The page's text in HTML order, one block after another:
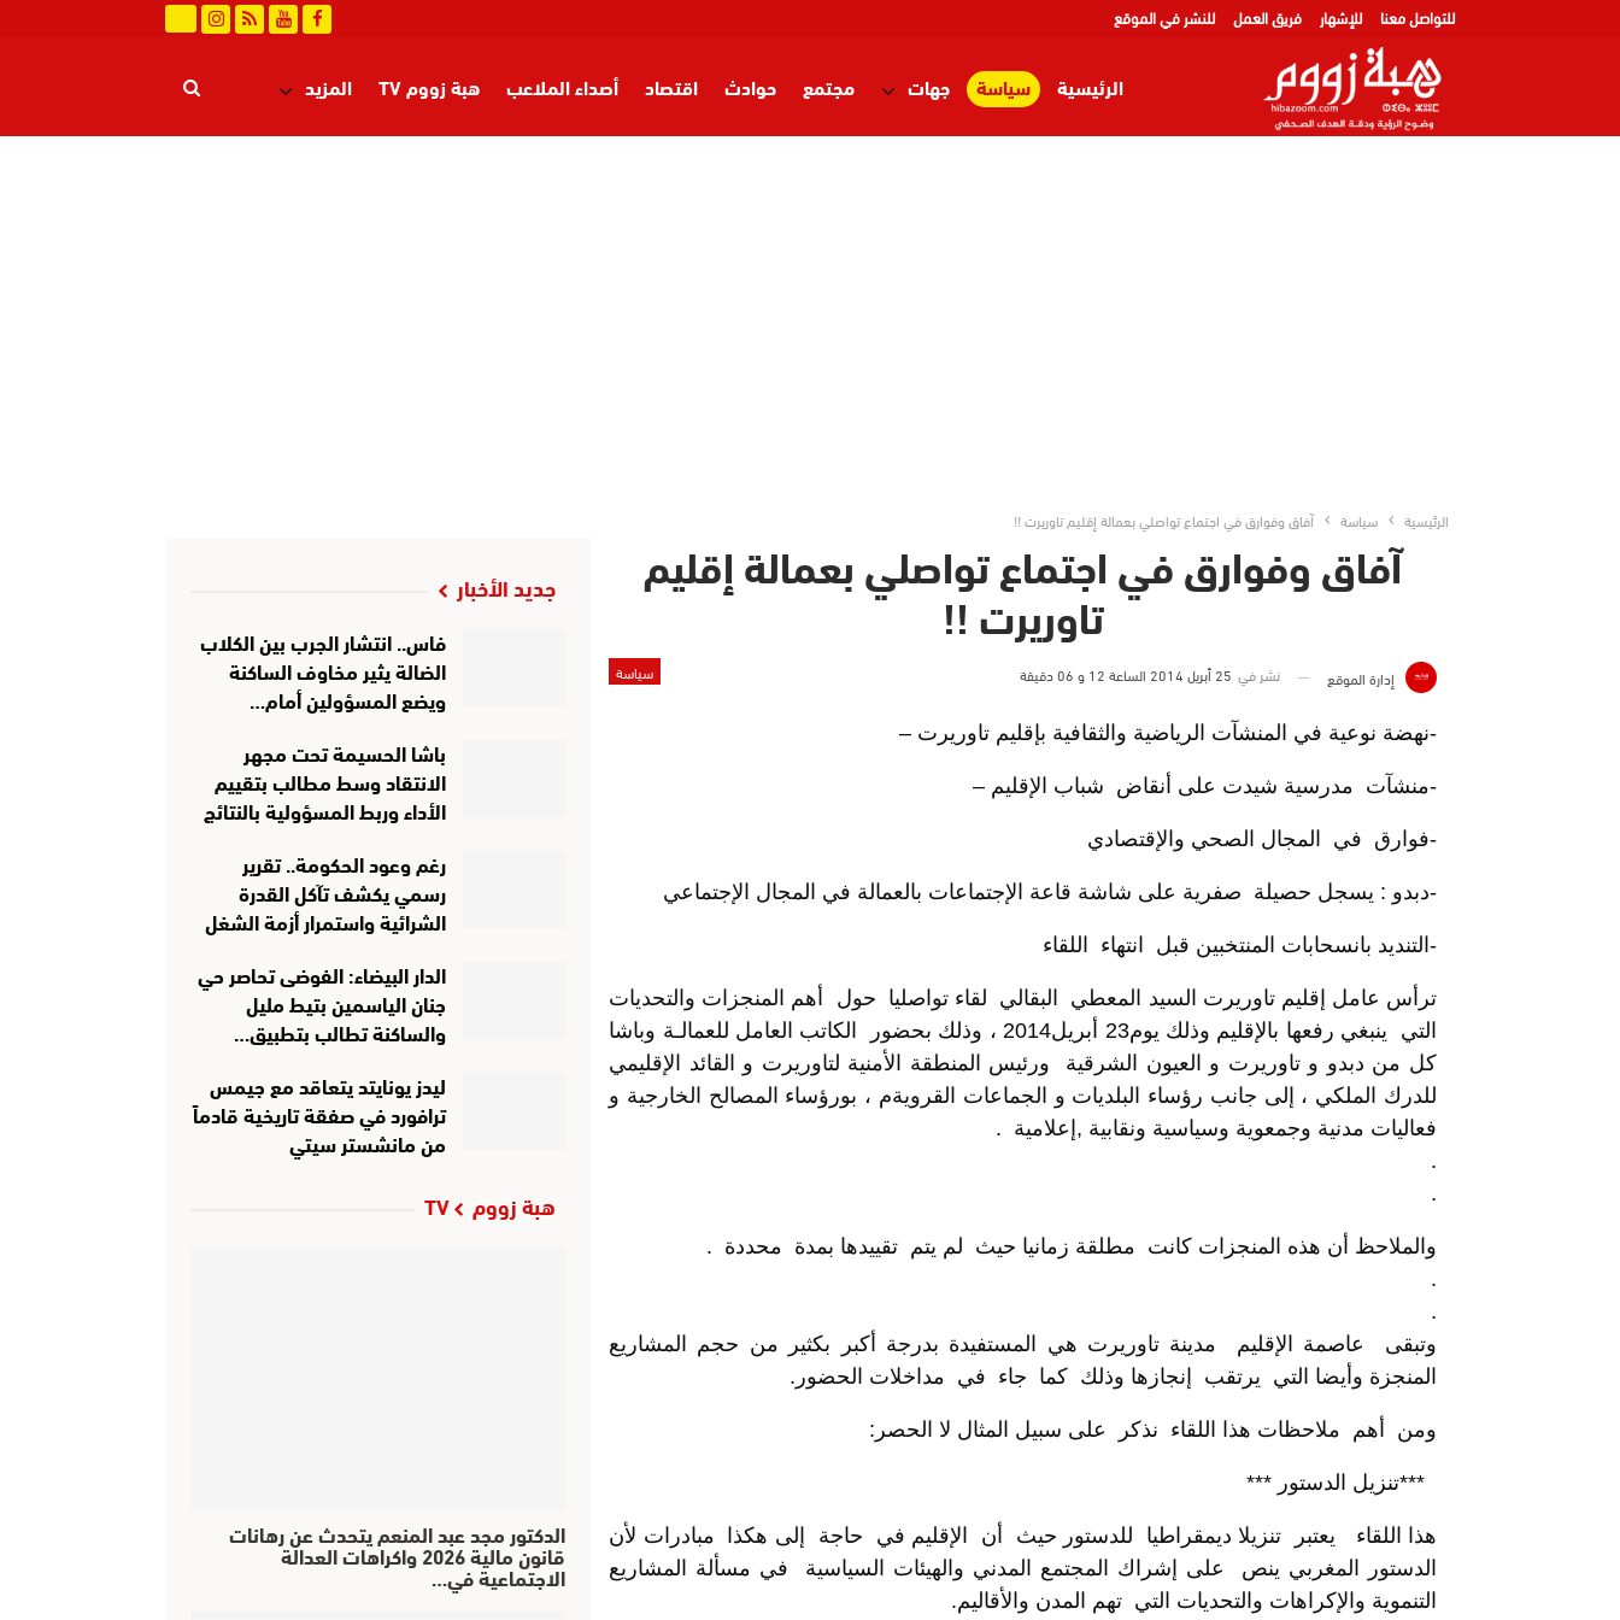
للتواصل معنا للإشهار فريق العمل للنشر في الموقع
الرئيسية سياسة جهات مجتمع حوادث اقتصاد أصداء الملاعب هبة زووم TV المزيد
الرئيسية سياسة آفاق وفوارق في اجتماع تواصلي بعمالة إقليم تاوريرت !!
آفاق وفوارق في اجتماع تواصلي بعمالة إقليم
تاوريرت !!
سياسة إدارة الموقع نشر في 25 أبريل 2014 الساعة 12 و 06 دقيقة
-نهضة نوعية في المنشآت الرياضية والثقافية بإقليم تاوريرت –
-منشآت مدرسية شيدت على أنقاض شباب الإقليم –
-فوارق في المجال الصحي والإقتصادي
-دبدو : يسجل حصيلة صفرية على شاشة قاعة الإجتماعات بالعمالة في المجال الإجتماعي
-التنديد بانسحابات المنتخبين قبل انتهاء اللقاء
ترأس عامل إقليم تاوريرت السيد المعطي البقالي لقاء تواصليا حول أهم المنجزات والتحديات
التي ينبغي رفعها بالإقليم وذلك يوم23 أبريل2014 ، وذلك بحضور الكاتب العامل للعمالـة وباشا
كل من دبدو و تاوريرت و العيون الشرقية ورئيس المنطقة الأمنية لتاوريرت و القائد الإقليمي
للدرك الملكي ، إلى جانب رؤساء البلديات و الجماعات القرويةم ، بورؤساء المصالح الخارجية و
فعاليات مدنية وجمعوية وسياسية ونقابية ,إعلامية .
.
.
والملاحظ أن هذه المنجزات كانت مطلقة زمانيا حيث لم يتم تقييدها بمدة محددة .
.
.
وتبقى عاصمة الإقليم مدينة تاوريرت هي المستفيدة بدرجة أكبر بكثير من حجم المشاريع
المنجزة وأيضا التي يرتقب إنجازها وذلك كما جاء في مداخلات الحضور.
ومن أهم ملاحظات هذا اللقاء نذكر على سبيل المثال لا الحصر:
***تنزيل الدستور ***
هذا اللقاء يعتبر تنزيلا ديمقراطيا للدستور حيث أن الإقليم في حاجة إلى هكذا مبادرات لأن
الدستور المغربي ينص على إشراك المجتمع المدني والهيئات السياسية في مسألة المشاريع
التنموية والإكراهات والتحديات التي تهم المدن والأقاليم.
جديد الأخبار
فاس.. انتشار الجرب بين الكلاب
الضالة يثير مخاوف الساكنة
ويضع المسؤولين أمام…
باشا الحسيمة تحت مجهر
الانتقاد وسط مطالب بتقييم
الأداء وربط المسؤولية بالنتائج
رغم وعود الحكومة.. تقرير
رسمي يكشف تآكل القدرة
الشرائية واستمرار أزمة الشغل
الدار البيضاء: الفوضى تحاصر حي
جنان الياسمين بتيط مليل
والساكنة تطالب بتطبيق…
ليدز يونايتد يتعاقد مع جيمس
ترافورد في صفقة تاريخية قادماً
من مانشستر سيتي
هبة زووم TV
الدكتور مجد عبد المنعم يتحدث عن رهانات
قانون مالية 2026 واكراهات العدالة
الاجتماعية في…